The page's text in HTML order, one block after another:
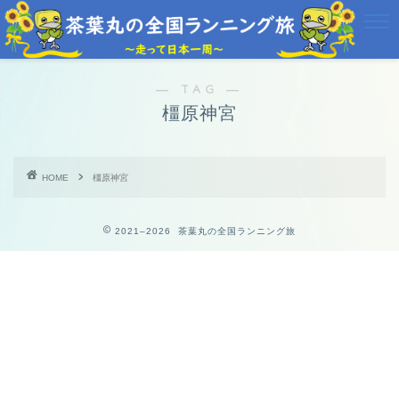
― TAG ―
橿原神宮
HOME 橿原神宮
2021–2026 茶葉丸の全国ランニング旅